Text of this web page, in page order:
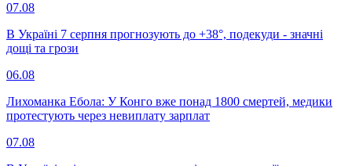
07.08
В Україні 7 серпня прогнозують до +38°, подекуди - значні
дощі та грози
06.08
Лихоманка Ебола: У Конго вже понад 1800 смертей, медики
протестують через невиплату зарплат
07.08